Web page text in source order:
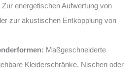
Zur energetischen Aufwertung von
zur akustischen Entkopplung von
Maßgeschneiderte
Kleiderschränke, Nischen oder